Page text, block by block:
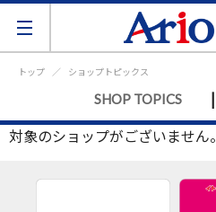
トップ ショップトピックス
SHOP TOPICS |
対象のショップがございません。